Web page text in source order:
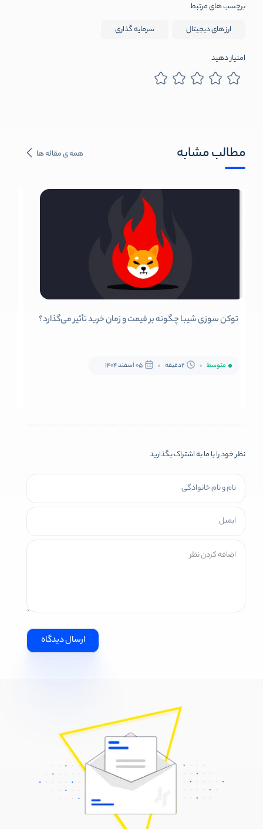
برچسب های مرتبط
ارز های دیجیتال
سرمایه گذاری
امتیاز دهید
مطالب مشابه همه ی مقاله ها
توکن سوزی شیبا چگونه بر قیمت و زمان خرید تأثیر می‌گذارد؟
متوسط 2دقیقه 05 اسفند 1404
نظر خود را با ما به اشتراک بگذارید